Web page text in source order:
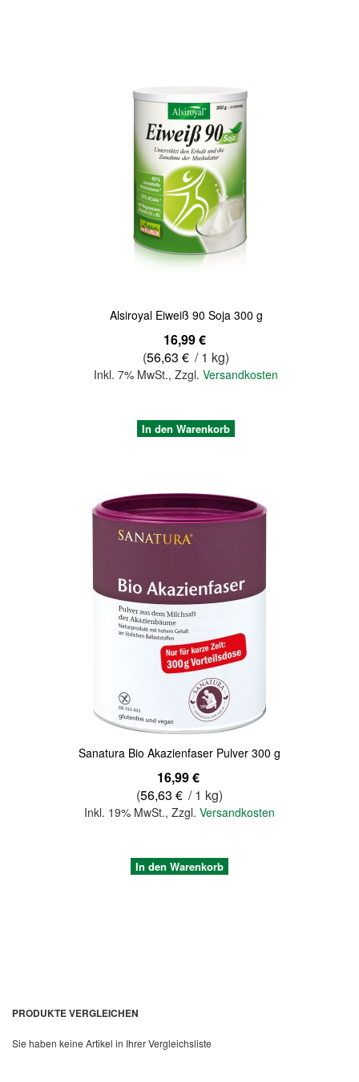
Alsiroyal Eiweiß 90 Soja 300 g
16,99 €
(56,63 € / 1 kg)
Inkl. 7% MwSt.,Zzgl.Versandkosten
In den Warenkorb
Sanatura Bio Akazienfaser Pulver 300 g
16,99 €
(56,63 € / 1 kg)
Inkl. 19% MwSt., Zzgl. Versandkosten
In den Warenkorb
PRODUKTE VERGLEICHEN
Sie haben keine Artikel in Ihrer Vergleichsliste